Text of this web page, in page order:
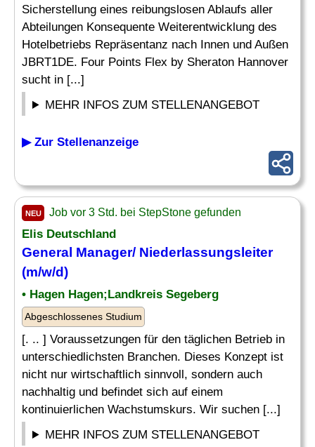
Sicherstellung eines reibungslosen Ablaufs aller
Abteilungen Konsequente Weiterentwicklung des
Hotelbetriebs Repräsentanz nach Innen und Außen
JBRT1DE. Four Points Flex by Sheraton Hannover
sucht in [...]
MEHR INFOS ZUM STELLENANGEBOT
▶ Zur Stellenanzeige
NEU Job vor 3 Std. bei StepStone gefunden
Elis Deutschland
General Manager/ Niederlassungsleiter
(m/w/d)
• Hagen Hagen;Landkreis Segeberg
Abgeschlossenes Studium
[. .. ] Voraussetzungen für den täglichen Betrieb in
unterschiedlichsten Branchen. Dieses Konzept ist
nicht nur wirtschaftlich sinnvoll, sondern auch
nachhaltig und befindet sich auf einem
kontinuierlichen Wachstumskurs. Wir suchen [...]
MEHR INFOS ZUM STELLENANGEBOT